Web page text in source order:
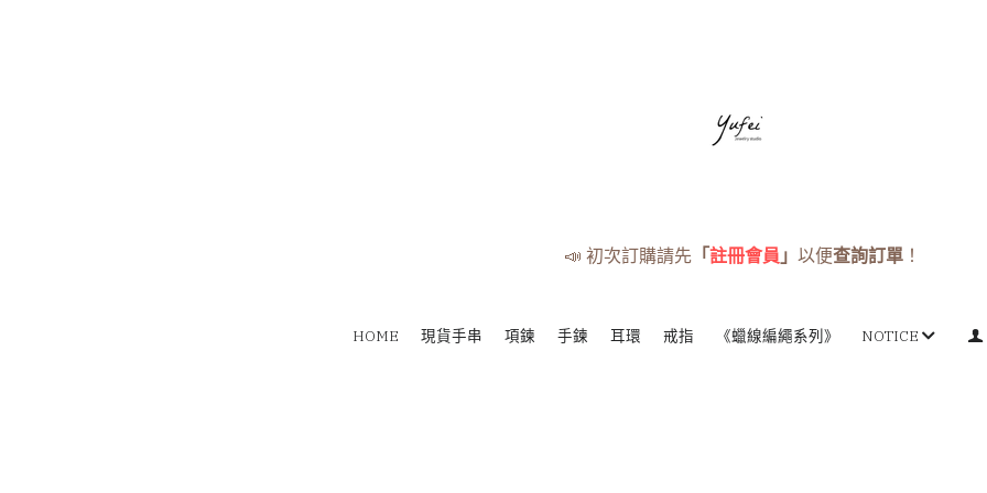
📣 初次訂購請先「註冊會員 」 以便查詢訂單！
HOME 現貨手串 項鍊 手鍊 耳環 戒指 《蠟線編繩系列》 NOTICE